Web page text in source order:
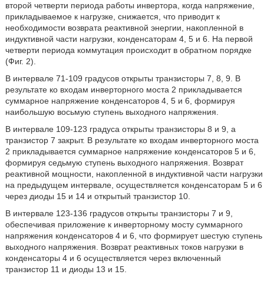
второй четверти периода работы инвертора, когда напряжение,
прикладываемое к нагрузке, снижается, что приводит к
необходимости возврата реактивной энергии, накопленной в
индуктивной части нагрузки, конденсаторам 4, 5 и 6. На первой
четверти периода коммутация происходит в обратном порядке
(Фиг. 2).
В интервале 71-109 градусов открыты транзисторы 7, 8, 9. В
результате ко входам инверторного моста 2 прикладывается
суммарное напряжение конденсаторов 4, 5 и 6, формируя
наибольшую восьмую ступень выходного напряжения.
В интервале 109-123 градуса открыты транзисторы 8 и 9, а
транзистор 7 закрыт. В результате ко входам инверторного моста
2 прикладывается суммарное напряжение конденсаторов 5 и 6,
формируя седьмую ступень выходного напряжения. Возврат
реактивной мощности, накопленной в индуктивной части нагрузки
на предыдущем интервале, осуществляется конденсаторам 5 и 6
через диоды 15 и 14 и открытый транзистор 10.
В интервале 123-136 градусов открыты транзисторы 7 и 9,
обеспечивая приложение к инверторному мосту суммарного
напряжения конденсаторов 4 и 6, что формирует шестую ступень
выходного напряжения. Возврат реактивных токов нагрузки в
конденсаторы 4 и 6 осуществляется через включенный
транзистор 11 и диоды 13 и 15.